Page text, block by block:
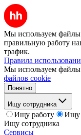
Мы используем файлы
правильную работу
трафик.
Правила
Мы используем файлы
файлов cookie
Понятно
Ищу сотрудника
Ищу работу
Ищу
Ищу сотрудника
Сервисы